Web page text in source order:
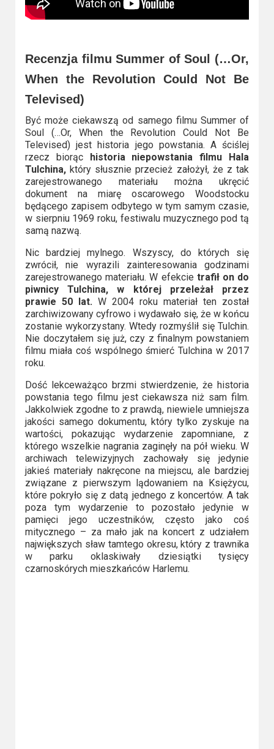
Recenzja filmu Summer of Soul (…Or,
When the Revolution Could Not Be
Televised)
Być może ciekawszą od samego filmu Summer of
Soul (…Or, When the Revolution Could Not Be
Televised) jest historia jego powstania. A ściślej
rzecz biorąc historia niepowstania filmu Hala
Tulchina,który słusznie przecież założył, że z tak
zarejestrowanego materiału można ukręcić
dokument na miarę oscarowego Woodstocku
będącego zapisem odbytego w tym samym czasie,
w sierpniu 1969 roku, festiwalu muzycznego pod tą
samą nazwą.
Nic bardziej mylnego. Wszyscy, do których się
zwrócił, nie wyrazili zainteresowania godzinami
zarejestrowanego materiału. W efekcie trafił on do
piwnicy Tulchina, w której przeleżał przez
prawie 50 lat. W 2004 roku materiał ten został
zarchiwizowany cyfrowo i wydawało się, że w końcu
zostanie wykorzystany. Wtedy rozmyślił się Tulchin.
Nie doczytałem się już, czy z finalnym powstaniem
filmu miała coś wspólnego śmierć Tulchina w 2017
roku.
Dość lekceważąco brzmi stwierdzenie, że historia
powstania tego filmu jest ciekawsza niż sam film.
Jakkolwiek zgodne to z prawdą, niewiele umniejsza
jakości samego dokumentu, który tylko zyskuje na
wartości, pokazując wydarzenie zapomniane, z
którego wszelkie nagrania zaginęły na pół wieku. W
archiwach telewizyjnych zachowały się jedynie
jakieś materiały nakręcone na miejscu, ale bardziej
związane z pierwszym lądowaniem na Księżycu,
które pokryło się z datą jednego z koncertów. A tak
poza tym wydarzenie to pozostało jedynie w
pamięci jego uczestników, często jako coś
mitycznego – za mało jak na koncert z udziałem
największych sław tamtego okresu, który z trawnika
w parku oklaskiwały dziesiątki tysięcy
czarnoskórych mieszkańców Harlemu.